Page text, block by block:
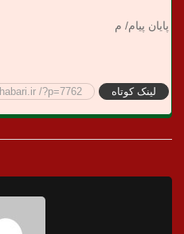
پایان پیام/ م
لینک کوتاه /?p=7762